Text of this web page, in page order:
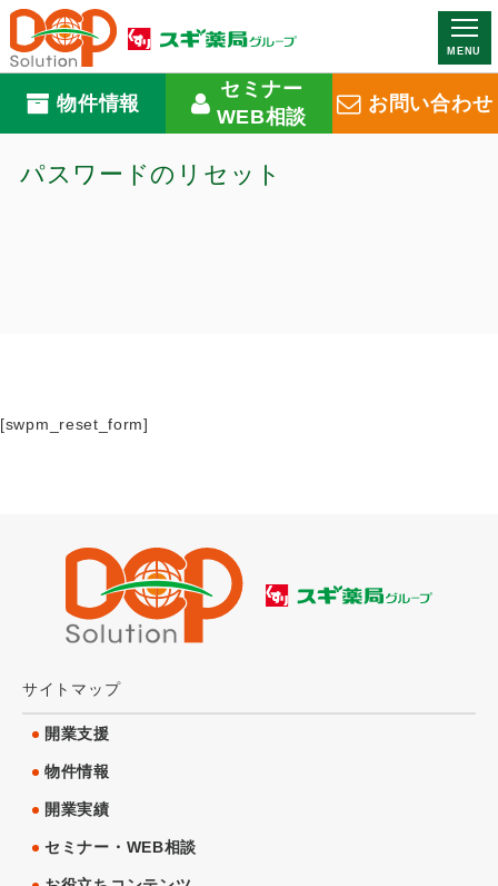
MENU
物件情報
セミナー
WEB相談
お問い合わせ
パスワードのリセット
[swpm_reset_form]
サイトマップ
開業支援
物件情報
開業実績
セミナー・WEB相談